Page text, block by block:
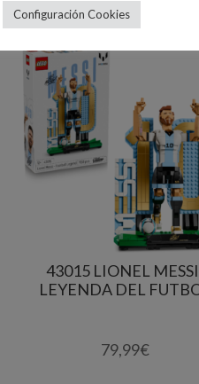
43015 LIONEL
LEYENDA DEL
79,99€
Configuración Cookies